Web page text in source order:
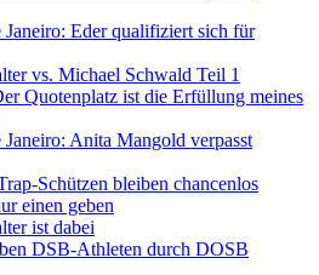
Eder qualifiziert sich für
vs. Michael Schwald Teil 1
Quotenplatz ist die Erfüllung meines
Anita Mangold verpasst
Schützen bleiben chancenlos
einen geben
ist dabei
DSB-Athleten durch DOSB